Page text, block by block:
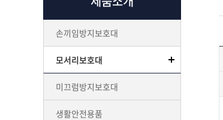
손끼임방지보호대
모서리보호대
미끄럼방지보호대
생활안전용품